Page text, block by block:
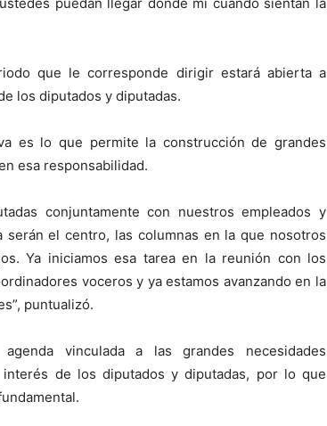
que le corresponde dirigir estará abierta a
los diputados y diputadas.
es lo que permite la construcción de grandes
esa responsabilidad.
conjuntamente con nuestros empleados y
el centro, las columnas en la que nosotros
Ya iniciamos esa tarea en la reunión con los
voceros y ya estamos avanzando en la
puntualizó.
vinculada a las grandes necesidades
de los diputados y diputadas, por lo que